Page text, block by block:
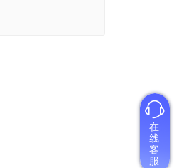
在
线
客
服